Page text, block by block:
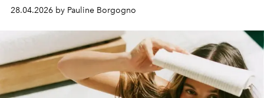
28.04.2026 by Pauline Borgogno